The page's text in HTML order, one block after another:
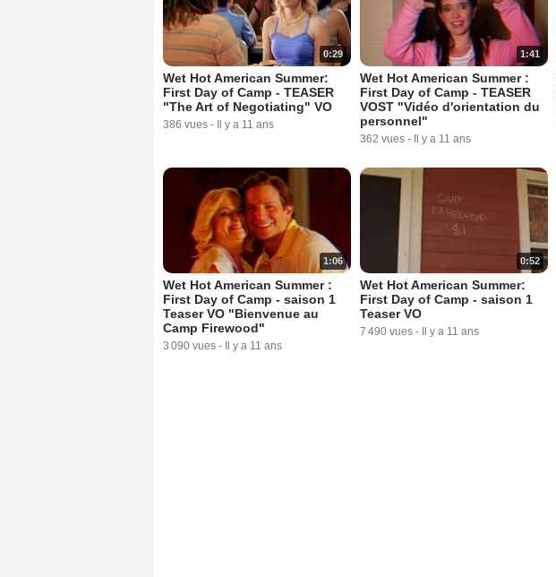
0:29
Wet Hot American Summer:
First Day of Camp - TEASER
"The Art of Negotiating" VO
386 vues - Il y a 11 ans
1:41
Wet Hot American Summer :
First Day of Camp - TEASER
VOST "Vidéo d'orientation du
personnel"
362 vues - Il y a 11 ans
1:06
Wet Hot American Summer :
First Day of Camp - saison 1
Teaser VO "Bienvenue au
Camp Firewood"
3 090 vues - Il y a 11 ans
0:52
Wet Hot American Summer:
First Day of Camp - saison 1
Teaser VO
7 490 vues - Il y a 11 ans